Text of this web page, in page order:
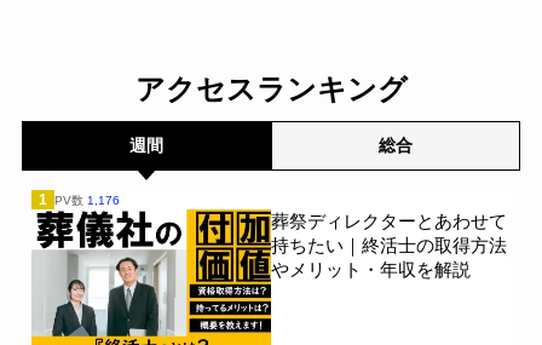
アクセスランキング
週間 総合
1 PV数 1,176
葬祭ディレクターとあわせて
持ちたい｜終活士の取得方法
やメリット・年収を解説